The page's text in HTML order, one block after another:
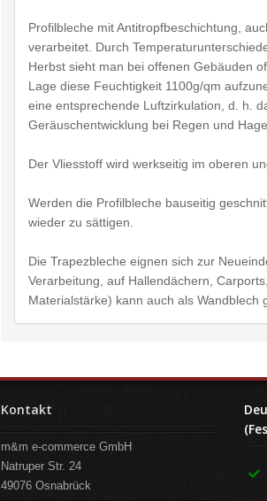
Profilbleche mit Antitropfbeschichtung,
verarbeitet. Durch
Herbst sieht man bei offenen Gebäuden
Lage diese Feuchtigkeit 1100g/qm
eine entsprechende Luftzirkulation, d. h.
Geräuschentwicklung bei Regen und
Der Vliesstoff wird werkseitig im oberen
Werden die Profilbleche bauseitig
wieder zu sättigen.
Die Trapezbleche eignen sich zur
Verarbeitung, auf Hallendächern,
Materialstärke) kann auch als Wandblech
Kontakt
m&m e-commerce GmbH
Natruper Str. 24
49076 Osnabrück